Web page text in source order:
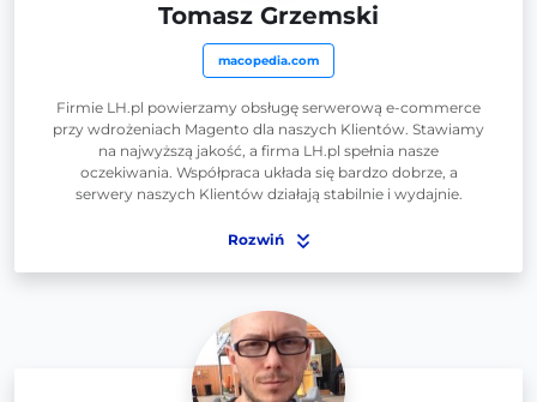
Tomasz Grzemski
macopedia.com
Firmie LH.pl powierzamy obsługę serwerową e-commerce
przy wdrożeniach Magento dla naszych Klientów. Stawiamy
na najwyższą jakość, a firma LH.pl spełnia nasze
oczekiwania. Współpraca układa się bardzo dobrze, a
serwery naszych Klientów działają stabilnie i wydajnie.
Rozwiń